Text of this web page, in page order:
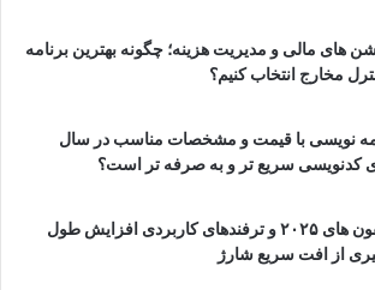
های مالی و مدیریت هزینه؛ چگونه بهترین برنامه
مخارج انتخاب کنیم؟
نویسی با قیمت و مشخصات مناسب در سال
بررسی عمر باتری آیفون های ۲۰۲۵ و ترفندهای کاربردی افزایش طول
از افت سریع شارژ